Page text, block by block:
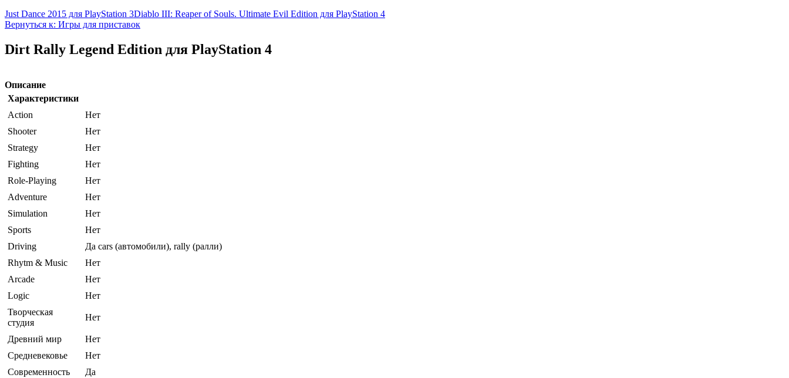
Just Dance 2015 для PlayStation 3Diablo III: Reaper of Souls. Ultimate Evil Edition для PlayStation 4
Вернуться к: Игры для приставок
Dirt Rally Legend Edition для PlayStation 4
Описание
Характеристики
Action
Нет
Shooter
Нет
Strategy
Нет
Fighting
Нет
Role-Playing
Нет
Adventure
Нет
Simulation
Нет
Sports
Нет
Driving
Да cars (автомобили), rally (ралли)
Rhytm & Music
Нет
Arcade
Нет
Logic
Нет
Творческая
студия
Нет
Древний мир
Нет
Средневековье
Нет
Современность
Да